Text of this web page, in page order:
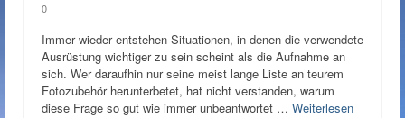
0
Immer wieder entstehen Situationen, in denen die verwendete
Ausrüstung wichtiger zu sein scheint als die Aufnahme an
sich. Wer daraufhin nur seine meist lange Liste an teurem
Fotozubehör herunterbetet, hat nicht verstanden, warum
diese Frage so gut wie immer unbeantwortet … Weiterlesen